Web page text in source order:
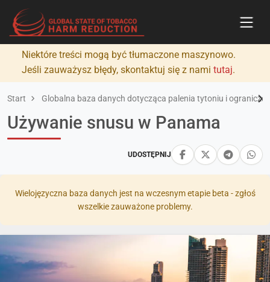
Niektóre treści mogą być tłumaczone maszynowo.
Jeśli zauważysz błędy, skontaktuj się z nami tutaj.
Start Globalna baza danych dotycząca palenia tytoniu i
UDOSTĘPNIJ
Używanie snusu w Panama
Wielojęzyczna baza danych jest na wczesnym etapie beta - zgłoś
wszelkie zauważone problemy.